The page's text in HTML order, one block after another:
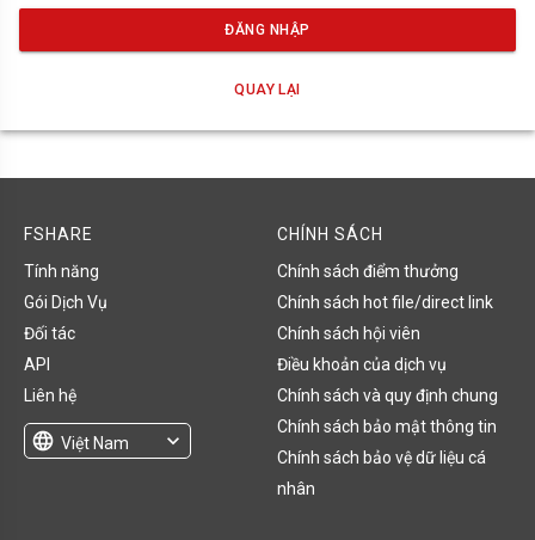
ĐĂNG NHẬP
QUAY LẠI
FSHARE
Tính năng
Gói Dịch Vụ
Đối tác
API
Liên hệ
language Việt Nam
expand_more
CHÍNH SÁCH
Chính sách điểm thưởng
Chính sách hot file/direct link
Chính sách hội viên
Điều khoản của dịch vụ
Chính sách và quy định chung
Chính sách bảo mật thông tin
Chính sách bảo vệ dữ liệu cá
nhân